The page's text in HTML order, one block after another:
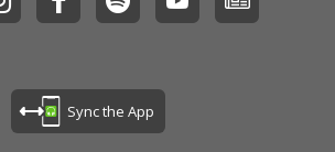
Sync the App